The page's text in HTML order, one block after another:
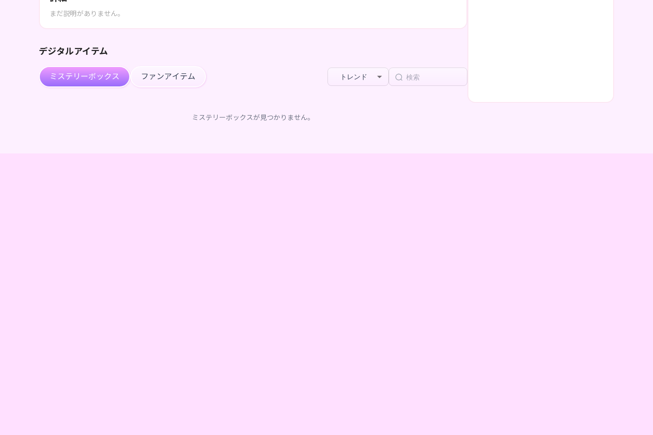
まだ説明がありません。
デジタルアイテム
ミステリーボックス ファンアイテム トレンド
ミステリーボックスが見つかりません。